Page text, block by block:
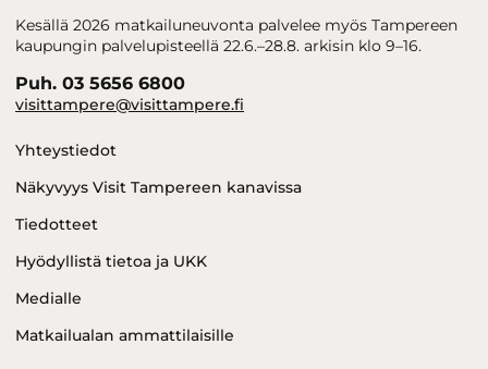
Kesällä 2026 matkailuneuvonta palvelee myös Tampereen
kaupungin palvelupisteellä 22.6.–28.8. arkisin klo 9–16.
Puh. 03 5656 6800
visittampere@visittampere.fi
Yhteystiedot
Näkyvyys Visit Tampereen kanavissa
Tiedotteet
Hyödyllistä tietoa ja UKK
Medialle
Matkailualan ammattilaisille